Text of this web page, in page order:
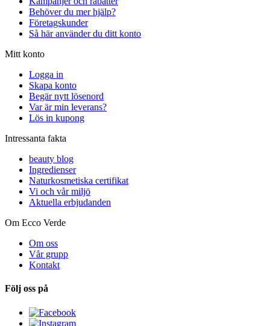
Behöver du mer hjälp?
Företagskunder
Så här använder du ditt konto
Mitt konto
Logga in
Skapa konto
Begär nytt lösenord
Var är min leverans?
Lös in kupong
Intressanta fakta
beauty blog
Ingredienser
Naturkosmetiska certifikat
Vi och vår miljö
Aktuella erbjudanden
Om Ecco Verde
Om oss
Vår grupp
Kontakt
Följ oss på